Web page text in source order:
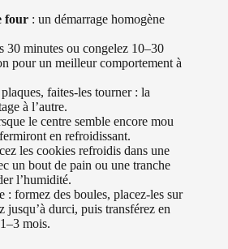
four : un démarrage homogène
30 minutes ou congelez 10–30
pour un meilleur comportement à
faites-les tourner : la
à l’autre.
le centre semble encore mou
en refroidissant.
les cookies refroidis dans une
un bout de pain ou une tranche
l’humidité.
: formez des boules, placez-les sur
jusqu’à durci, puis transférez en
mois.